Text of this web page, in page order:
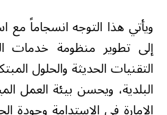
ويأتي هذا التوجه انسجاماً مع
إلى تطوير منظومة خدمات
التقنيات الحديثة والحلول
البلدية، ويحسن بيئة العمل